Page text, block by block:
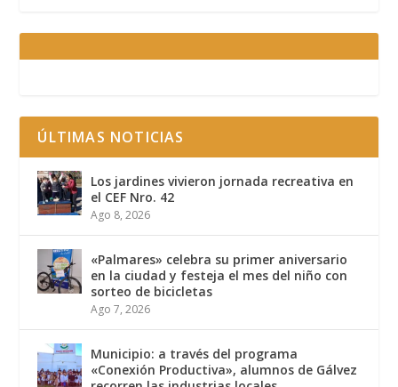
ÚLTIMAS NOTICIAS
Los jardines vivieron jornada recreativa en
el CEF Nro. 42
Ago 8, 2026
«Palmares» celebra su primer aniversario
en la ciudad y festeja el mes del niño con
sorteo de bicicletas
Ago 7, 2026
Municipio: a través del programa
«Conexión Productiva», alumnos de Gálvez